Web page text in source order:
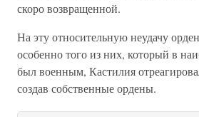
скоро возвращенной.
На эту относительную неудачу
особенно того из них, который в
был военным, Кастилия
создав собственные ордены.